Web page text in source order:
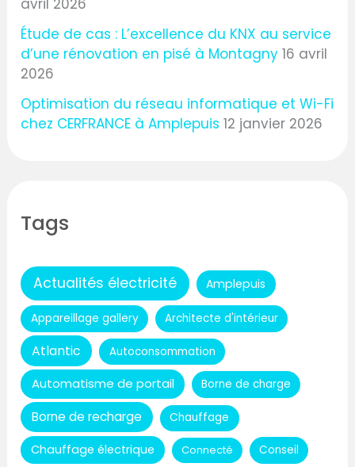
avril 2026
Étude de cas : L’excellence du KNX au service
d’une rénovation en pisé à Montagny 16 avril
2026
Optimisation du réseau informatique et Wi-Fi
chez CERFRANCE à Amplepuis 12 janvier 2026
Tags
Actualités électricité Amplepuis
Appareillage gallery Architecte d'intérieur
Atlantic Autoconsommation
Automatisme de portail Borne de charge
Borne de recharge Chauffage
Chauffage électrique Connecté Conseil